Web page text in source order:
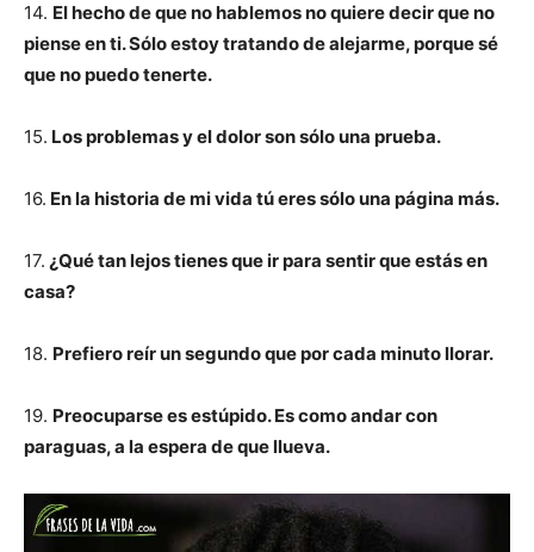
14. El hecho de que no hablemos no quiere decir que no
piense en ti. Sólo estoy tratando de alejarme, porque sé
que no puedo tenerte.
15. Los problemas y el dolor son sólo una prueba.
16. En la historia de mi vida tú eres sólo una página más.
17. ¿Qué tan lejos tienes que ir para sentir que estás en
casa?
18. Prefiero reír un segundo que por cada minuto llorar.
19. Preocuparse es estúpido. Es como andar con
paraguas, a la espera de que llueva.